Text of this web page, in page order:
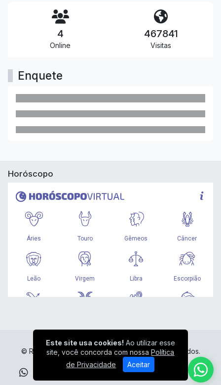
4
Online
467841
Visitas
Enquete
Horóscopo
© Rádio Liberdade HD - Todos os direitos reservados.
Este site usa cookies! Ao utilizar esse
site, você concorda com nossaPolítica
de Privacidade
Aceitar